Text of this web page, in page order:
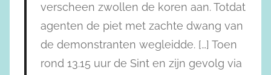
verscheen zwollen de koren aan. Totdat
agenten de piet met zachte dwang van
de demonstranten wegleidde. […] Toen
rond 13.15 uur de Sint en zijn gevolg via